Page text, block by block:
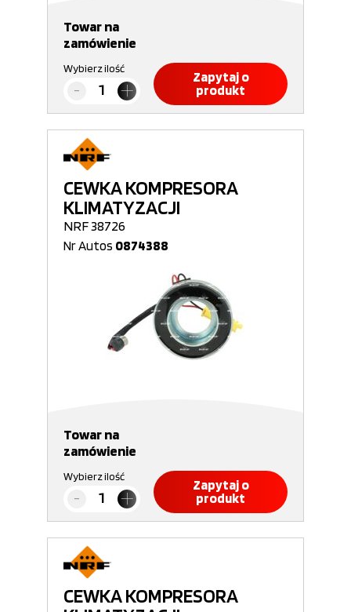
Towar na
zamówienie
Wybierz ilość
Zapytaj o
produkt
CEWKA KOMPRESORA
KLIMATYZACJI
NRF 38726
Nr Autos 0874388
Towar na
zamówienie
Wybierz ilość
Zapytaj o
produkt
CEWKA KOMPRESORA